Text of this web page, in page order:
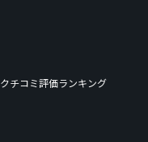
クチコミ評価ランキング